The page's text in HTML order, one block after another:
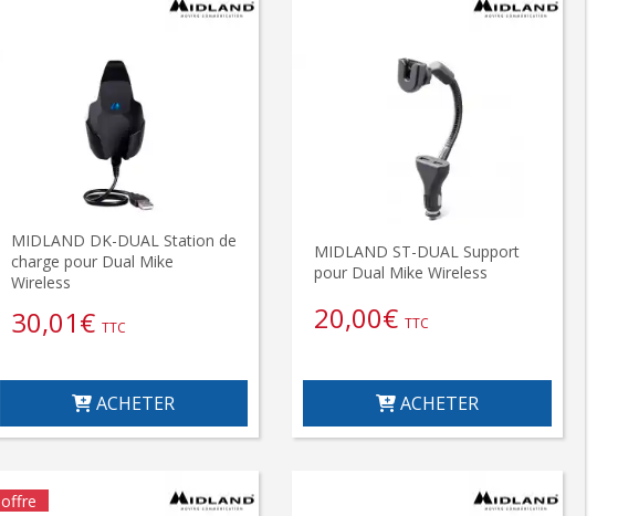
MIDLAND DK-DUAL Station de
charge pour Dual Mike
Wireless
30,01€ TTC
ACHETER
MIDLAND ST-DUAL Support
pour Dual Mike Wireless
20,00€ TTC
ACHETER
offre